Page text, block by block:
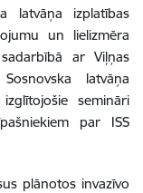
latvāņa izplatības
un lielizmēra
ar Viļņas
latvāņa
semināri
par ISS
plānotos invazīvo